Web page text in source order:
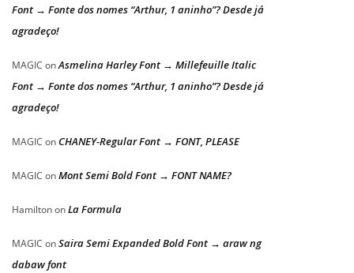
Font → Fonte dos nomes “Arthur, 1 aninho”? Desde já
agradeço!
MAGIC onAsmelina Harley Font → Millefeuille Italic
Font → Fonte dos nomes “Arthur, 1 aninho”? Desde já
agradeço!
MAGIC on CHANEY-Regular Font → FONT, PLEASE
MAGIC onMont Semi Bold Font → FONT NAME?
HamiltononLa Formula
MAGIC onSaira Semi Expanded Bold Font → araw ng
dabaw font